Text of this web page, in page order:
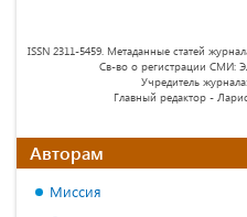
ISSN 2311-5459. Метаданные статей
Св-во о регистрации СМИ:
Учредитель
Главный редактор -
Авторам
Миссия